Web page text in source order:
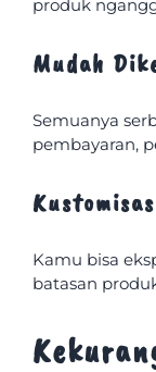
produk
Mudah
Semuanya
pembayaran,
Kamu bisa
batasan